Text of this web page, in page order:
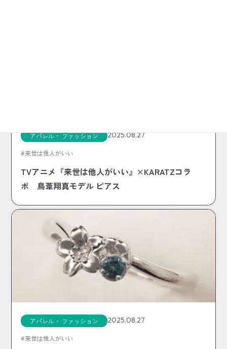
アパレル・ ファッション 2025.08.27
来世は他人がいい
TVアニメ『来世は他人がいい』×KARATZコラ
ボ 鳥葦翔真モデル ピアス
アパレル・ ファッション 2025.08.27
来世は他人がいい